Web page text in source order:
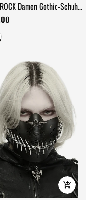
Damen Gothic-Schuhe
und Doppel-